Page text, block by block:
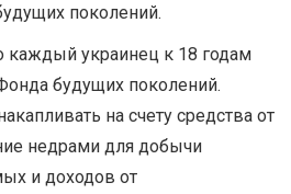
поколений.
каждый украинец к 18 годам
будущих поколений.
на счету средства от
недрами для добычи
и доходов от